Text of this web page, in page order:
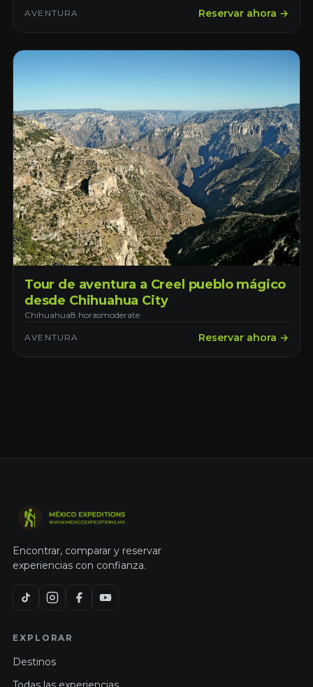
AVENTURA Reservar ahora →
Tour de aventura a Creel pueblo mágico
desde Chihuahua City
Chihuahua8 horasmoderate
AVENTURA Reservar ahora →
Encontrar, comparar y reservar
experiencias con confianza.
EXPLORAR
Destinos